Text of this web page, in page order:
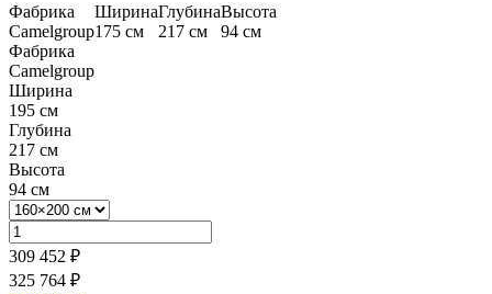
Фабрика
Camelgroup
Ширина
175 см
Глубина
217 см
Высота
94 см
Фабрика
Camelgroup
Ширина
195 см
Глубина
217 см
Высота
94 см
309 452 ₽
325 764 ₽